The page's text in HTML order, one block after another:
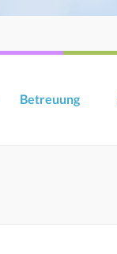
Betreuung